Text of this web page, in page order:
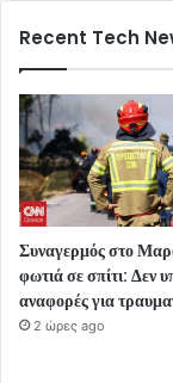
Recent Tech
Συναγερμός στο
φωτιά σε σπίτι: Δεν
αναφορές για
2 ώρες ago